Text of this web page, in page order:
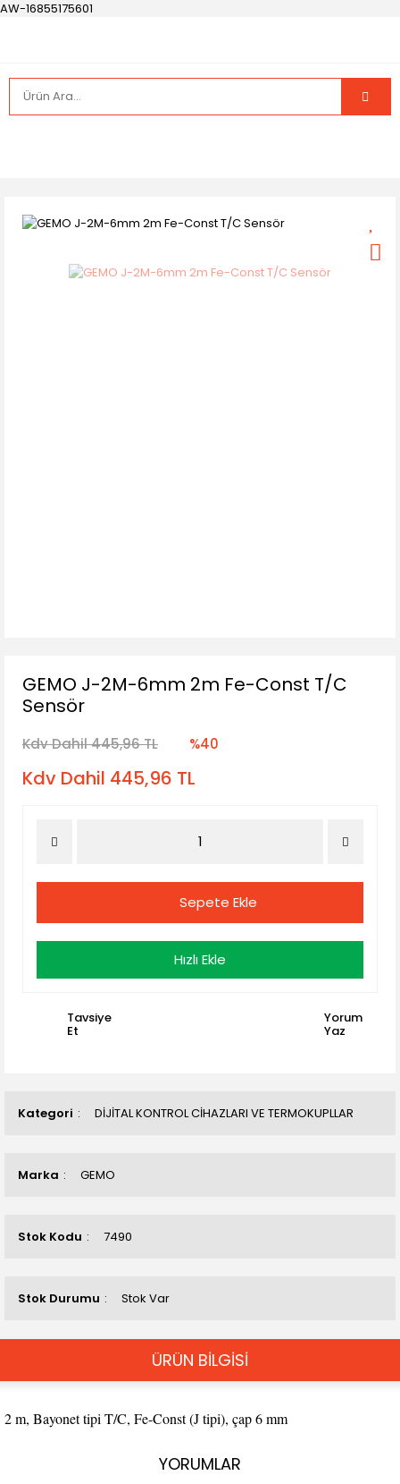
AW-16855175601
Kategori DİJİTAL KONTROL CİHAZLARI VE TERMOKUPLLAR
Marka GEMO
Stok Kodu 7490
Stok Durumu Stok Var
GEMO J-2M-6mm 2m Fe-Const T/C
Sensör
Kdv Dahil 445,96 TL %40
Kdv Dahil 445,96 TL
Sepete Ekle
Hızlı Ekle
Tavsiye
Et
Yorum
Yaz
ÜRÜN BİLGİSİ
2 m, Bayonet tipi T/C, Fe-Const (J tipi), çap 6 mm
YORUMLAR